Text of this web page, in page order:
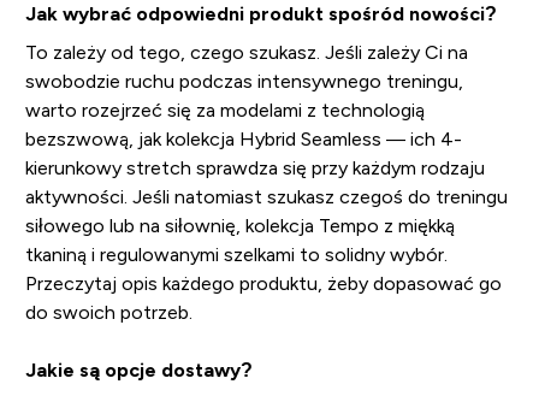
Jak wybrać odpowiedni produkt spośród nowości?
To zależy od tego, czego szukasz. Jeśli zależy Ci na
swobodzie ruchu podczas intensywnego treningu,
warto rozejrzeć się za modelami z technologią
bezszwową, jak kolekcja Hybrid Seamless — ich 4-
kierunkowy stretch sprawdza się przy każdym rodzaju
aktywności. Jeśli natomiast szukasz czegoś do treningu
siłowego lub na siłownię, kolekcja Tempo z miękką
tkaniną i regulowanymi szelkami to solidny wybór.
Przeczytaj opis każdego produktu, żeby dopasować go
do swoich potrzeb.
Jakie są opcje dostawy?